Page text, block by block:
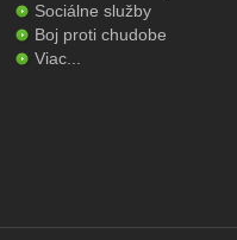
Sociálne služby
Boj proti chudobe
Viac...